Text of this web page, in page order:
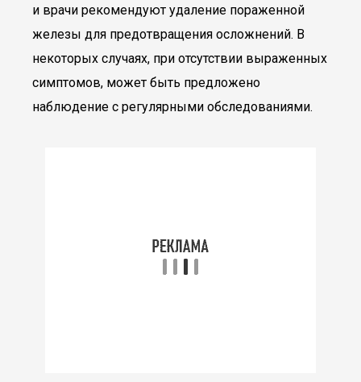
и врачи рекомендуют удаление пораженной
железы для предотвращения осложнений. В
некоторых случаях, при отсутствии выраженных
симптомов, может быть предложено
наблюдение с регулярными обследованиями.